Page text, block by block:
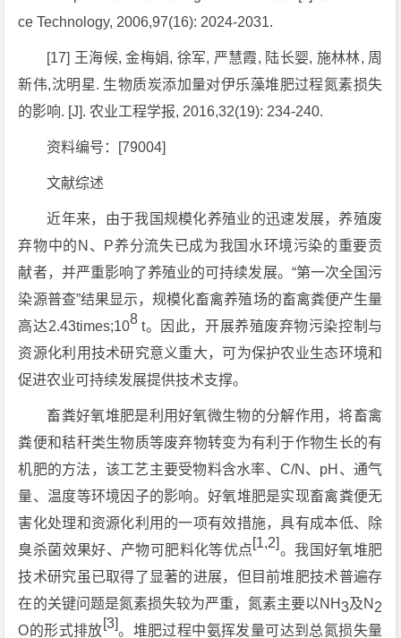
ce Technology, 2006,97(16): 2024-2031.
[17] 王海候, 金梅娟, 徐军, 严慧霞, 陆长婴, 施林林, 周
新伟,沈明星. 生物质炭添加量对伊乐藻堆肥过程氮素损失
的影响. [J]. 农业工程学报, 2016,32(19): 234-240.
资料编号：[79004]
文献综述
近年来，由于我国规模化养殖业的迅速发展，养殖废
弃物中的N、P养分流失已成为我国水环境污染的重要贡
献者，并严重影响了养殖业的可持续发展。“第一次全国污
染源普查”结果显示，规模化畜禽养殖场的畜禽粪便产生量
高达2.43times;108t。因此，开展养殖废弃物污染控制与
资源化利用技术研究意义重大，可为保护农业生态环境和
促进农业可持续发展提供技术支撑。
畜粪好氧堆肥是利用好氧微生物的分解作用，将畜禽
粪便和秸秆类生物质等废弃物转变为有利于作物生长的有
机肥的方法，该工艺主要受物料含水率、C/N、pH、通气
量、温度等环境因子的影响。好氧堆肥是实现畜禽粪便无
害化处理和资源化利用的一项有效措施，具有成本低、除
臭杀菌效果好、产物可肥料化等优点[1,2]。我国好氧堆肥
技术研究虽已取得了显著的进展，但目前堆肥技术普遍存
在的关键问题是氮素损失较为严重，氮素主要以NH3及N 2
O的形式排放[3]。堆肥过程中氨挥发量可达到总氮损失量